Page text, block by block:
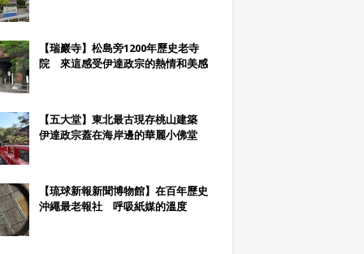
【瑞巖寺】松島旁1200年歷史老寺
院 來這感受伊達政宗的熱情和美感
【五大堂】東北最古現存桃山建築
伊達政宗蓋在海岸邊的華麗小佛堂
【琉球新報新聞博物館】在百年歷史
沖繩最老報社 呼吸紙媒的溫度